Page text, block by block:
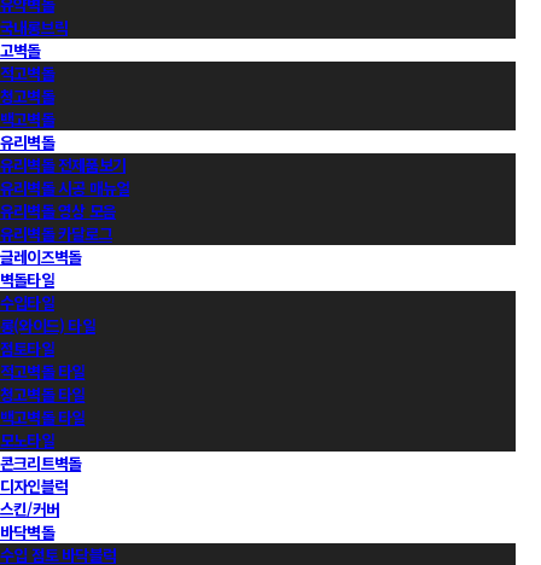
유약벽돌
국내롱브릭
고벽돌
적고벽돌
청고벽돌
백고벽돌
유리벽돌
유리벽돌 전제품보기
유리벽돌 시공 매뉴얼
유리벽돌 영상 모음
유리벽돌 카달로그
글레이즈벽돌
벽돌타일
수입타일
롱(와이드) 타일
점토타일
적고벽돌 타일
청고벽돌 타일
백고벽돌 타일
모노타일
콘크리트벽돌
디자인블럭
스킨/커버
바닥벽돌
수입 점토 바닥블럭